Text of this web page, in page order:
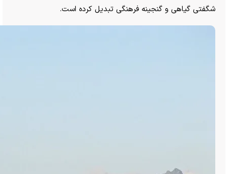
شگفتی گیاهی و گنجینه فرهنگی تبدیل کرده است.